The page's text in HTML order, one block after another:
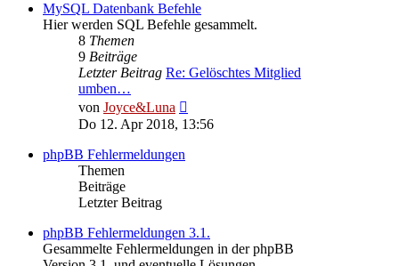
MySQL Datenbank Befehle
Hier werden SQL Befehle gesammelt.
8 Themen
9 Beiträge
Letzter Beitrag Re: Gelöschtes Mitglied
umben…
von Joyce&Luna
Beitrag
Do 12. Apr 2018, 13:56
phpBB Fehlermeldungen
Themen
Beiträge
Letzter Beitrag
phpBB Fehlermeldungen 3.1.
Gesammelte Fehlermeldungen in der phpBB